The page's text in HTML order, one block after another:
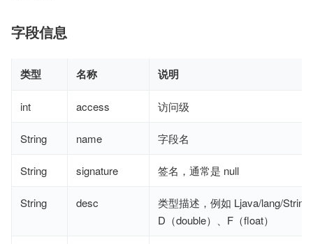
字段信息
类型 名称 说明
int access 访问级
String name 字段名
String signature 签名，通常是 null
String desc
类型描述，例如 Ljava/lang/String
D（double）、F（float）